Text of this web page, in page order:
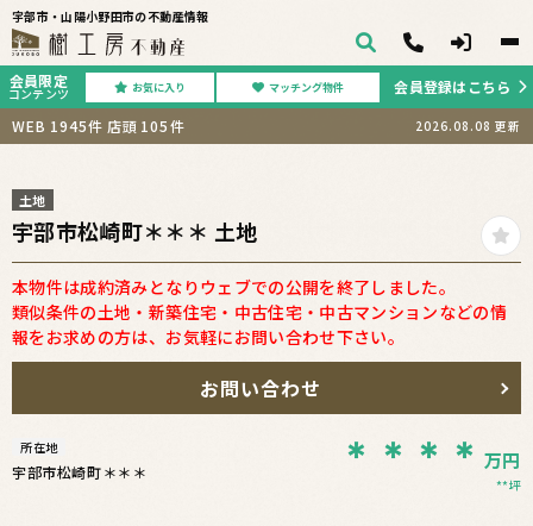
宇部市・山陽小野田市の不動産情報
会員限定
コンテンツ お気に入り マッチング物件
会員登録はこちら
WEB 1945件 店頭 105件 2026.08.08 更新
土地
宇部市松崎町＊＊＊ 土地
本物件は成約済みとなりウェブでの公開を終了しました。
類似条件の土地・新築住宅・中古住宅・中古マンションなどの情
報をお求めの方は、お気軽にお問い合わせ下さい。
お問い合わせ
所在地
宇部市松崎町＊＊＊ ＊＊＊＊ 万円
**坪